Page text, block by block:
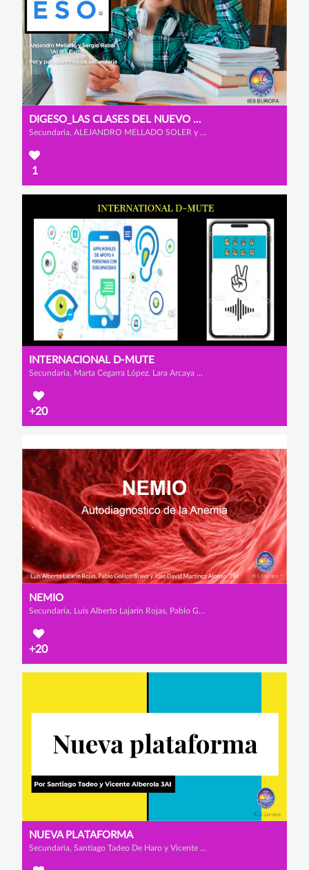
DIGESO_LAS CLASES DEL NUEVO MILENIO
Secundaria, ALEJANDRO MELLADO SOLER y SERGIO RABAL AYALA
1
INTERNACIONAL D-MUTE
Secundaria, Marta Cegarra López, Lara Arcaya Brito y Alexandru Rares Iamendi
+20
NEMIO
Secundaria, Luis Alberto Lajarín Rojas, Pablo Guillén Bravo y José David Martínez Alonso
+20
NUEVA PLATAFORMA
Secundaria, Santiago Tadeo De Haro y Vicente Alberola Rodríguez